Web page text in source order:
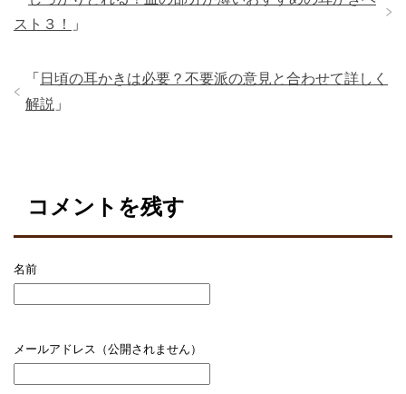
a
b
o
k
スト３！
」
「 日頃の耳かきは必要？不要派の意見と合わせて詳しく
解説 」
コメントを残す
名前
メールアドレス（公開されません）